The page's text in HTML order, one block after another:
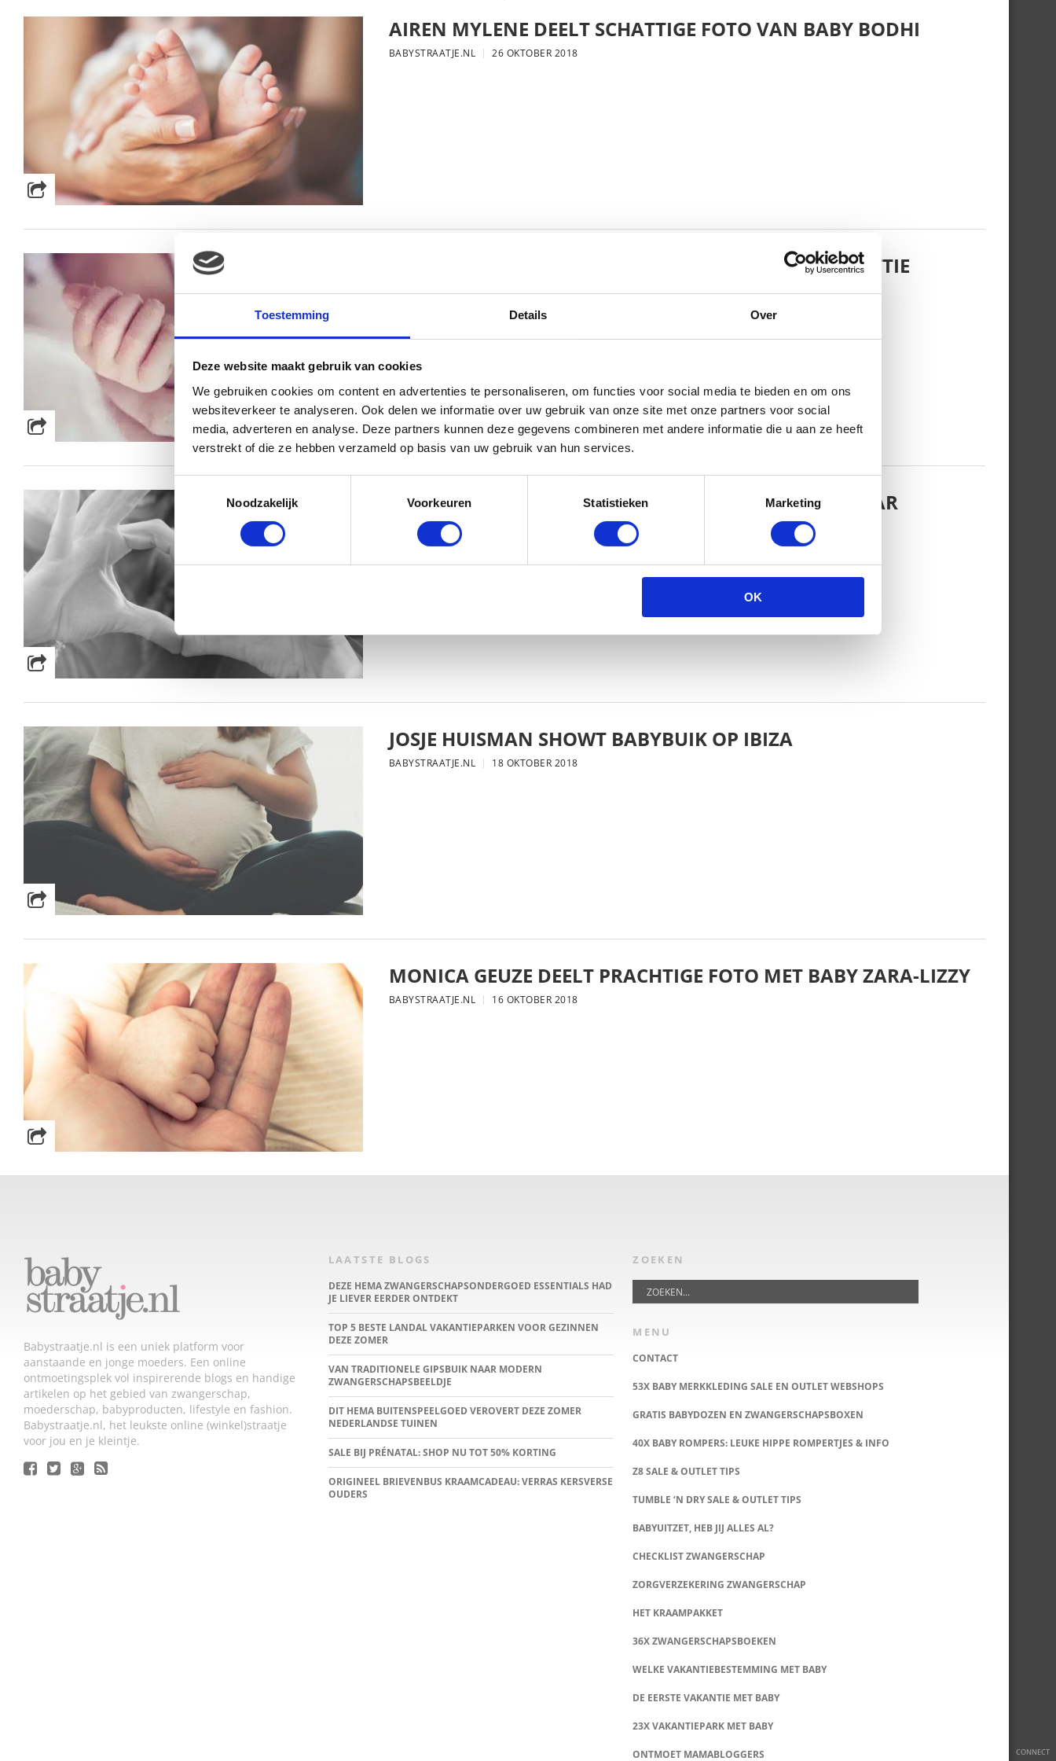
Toestemming Details Over
Deze website maakt gebruik van cookies
We gebruiken cookies om content en advertenties te personaliseren, om functies voor social media te bieden en om ons
websiteverkeer te analyseren. Ook delen we informatie over uw gebruik van onze site met onze partners voor social
media, adverteren en analyse. Deze partners kunnen deze gegevens combineren met andere informatie die u aan ze heeft
verstrekt of die ze hebben verzameld op basis van uw gebruik van hun services.
Noodzakelijk
Voorkeuren Statistieken Marketing
OK
CONNECT
AIREN MYLENE DEELT SCHATTIGE FOTO VAN BABY BODHI
BABYSTRAATJE.NL 26 OKTOBER 2018
FOTO: SAAR KONINGSBERGER MET DOCHTERTJE SCOTTIE
KIM KÖTTER DEELT PRACHTIGE GEZINSFOTO MET HAAR
MANNEN
BABYSTRAATJE.NL
JOSJE HUISMAN SHOWT BABYBUIK OP IBIZA
BABYSTRAATJE.NL 18 OKTOBER 2018
MONICA GEUZE DEELT PRACHTIGE FOTO MET BABY ZARA-LIZZY
BABYSTRAATJE.NL 16 OKTOBER 2018
Babystraatje.nl is een uniek platform voor
aanstaande en jonge moeders. Een online
ontmoetingsplek vol inspirerende blogs en handige
artikelen op het gebied van zwangerschap,
moederschap, babyproducten, lifestyle en fashion.
Babystraatje.nl, het leukste online (winkel)straatje
voor jou en je kleintje.
LAATSTE BLOGS
DEZE HEMA ZWANGERSCHAPSONDERGOED ESSENTIALS HAD
JE LIEVER EERDER ONTDEKT
TOP 5 BESTE LANDAL VAKANTIEPARKEN VOOR GEZINNEN
DEZE ZOMER
VAN TRADITIONELE GIPSBUIK NAAR MODERN
ZWANGERSCHAPSBEELDJE
DIT HEMA BUITENSPEELGOED VEROVERT DEZE ZOMER
NEDERLANDSE TUINEN
SALE BIJ PRÉNATAL: SHOP NU TOT 50% KORTING
ORIGINEEL BRIEVENBUS KRAAMCADEAU: VERRAS KERSVERSE
OUDERS
ZOEKEN
MENU
CONTACT
53X BABY MERKKLEDING SALE EN OUTLET WEBSHOPS
GRATIS BABYDOZEN EN ZWANGERSCHAPSBOXEN
40X BABY ROMPERS: LEUKE HIPPE ROMPERTJES & INFO
Z8 SALE & OUTLET TIPS
TUMBLE ‘N DRY SALE & OUTLET TIPS
BABYUITZET, HEB JIJ ALLES AL?
CHECKLIST ZWANGERSCHAP
ZORGVERZEKERING ZWANGERSCHAP
HET KRAAMPAKKET
36X ZWANGERSCHAPSBOEKEN
WELKE VAKANTIEBESTEMMING MET BABY
DE EERSTE VAKANTIE MET BABY
23X VAKANTIEPARK MET BABY
ONTMOET MAMABLOGGERS